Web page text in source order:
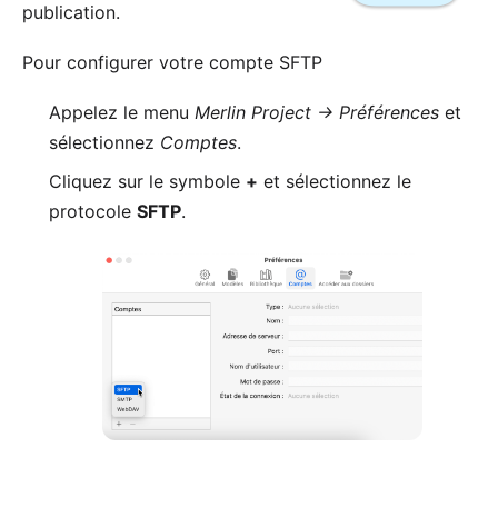
publication.
Pour configurer votre compte SFTP
Appelez le menu Merlin Project → Préférences et
sélectionnez Comptes.
Cliquez sur le symbole + et sélectionnez le
protocole SFTP.